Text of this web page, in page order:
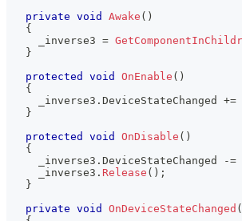
private void Awake ( )
{
     _inverse3
=
}
protected
void OnEnable ( )
{
     _inverse3
. DeviceStateChanged +=
}
protected
void OnDisable ( )
{
     _inverse3
. DeviceStateChanged -=
     _inverse3
. Release ( ) ;
}
private void OnDeviceStateChanged (